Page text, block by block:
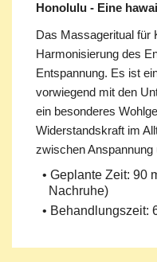
Honolulu - Eine
Das Massageritual für
Harmonisierung des
Entspannung. Es ist
vorwiegend mit den
ein besonderes
Widerstandskraft im
zwischen Anspannung
Geplante Zeit: 90
Nachruhe)
Behandlungszeit: